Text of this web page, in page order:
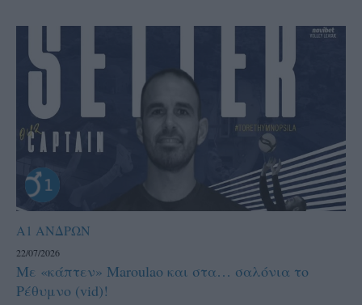
Α1 ΑΝΔΡΩΝ
22/07/2026
Με «κάπτεν» Maroulao και στα… σαλόνια το
Ρέθυμνο (vid)!